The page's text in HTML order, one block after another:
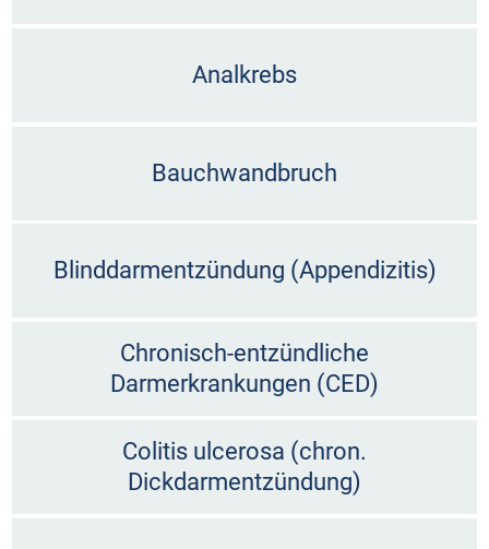
Analkrebs
Bauchwandbruch
Blinddarmentzündung (Appendizitis)
Chronisch-entzündliche
Darmerkrankungen (CED)
Colitis ulcerosa (chron.
Dickdarmentzündung)